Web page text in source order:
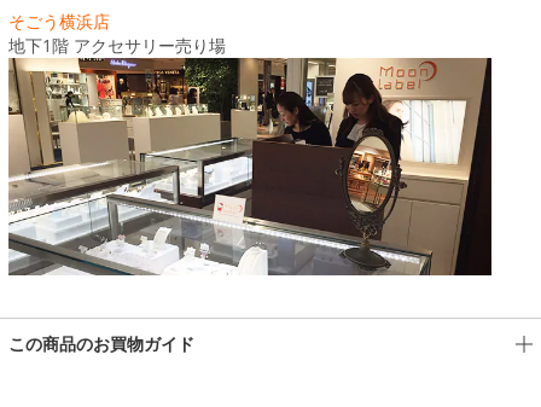
そごう横浜店
地下1階 アクセサリー売り場
この商品のお買物ガイド